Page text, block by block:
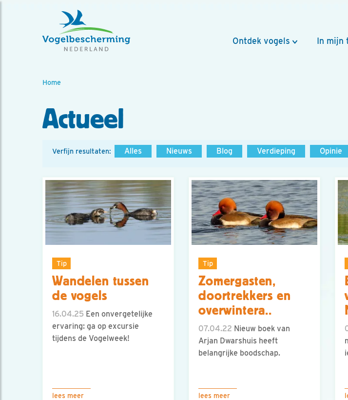
Ontdek vogels In mijn
Home
Actueel
Verfijn resultaten: Alles Nieuws Blog Verdieping Opinie
Tip
Wandelen tussen
de vogels
16.04.25 Een onvergetelijke
ervaring: ga op excursie
tijdens de Vogelweek!
lees meer
Tip
Zomergasten,
doortrekkers en
overwintera..
07.04.22 Nieuw boek van
Arjan Dwarshuis heeft
belangrijke boodschap.
lees meer